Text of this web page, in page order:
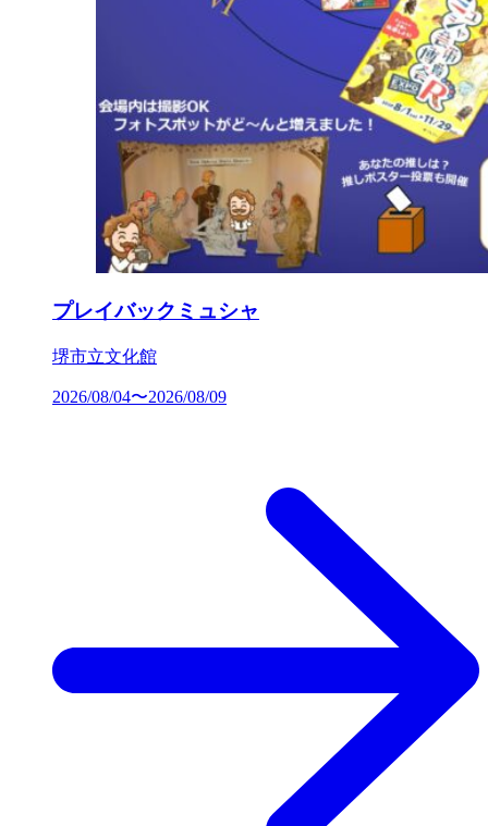
プレイバックミュシャ
堺市立文化館
2026/08/04〜2026/08/09